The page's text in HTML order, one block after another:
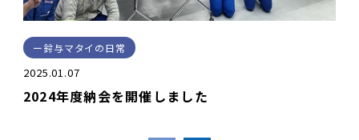
鈴与マタイの日常
2025.01.07
2024年度納会を開催しました